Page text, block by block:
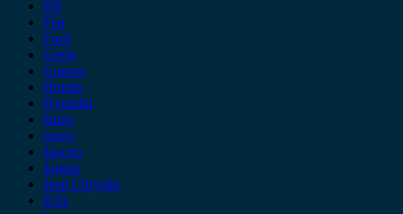
DS
Fiat
Ford
Geely
Gonow
Honda
Hyundai
Isuzu
iveco
Jaecoo
Jaguar
Jeep Chrysler
KIA